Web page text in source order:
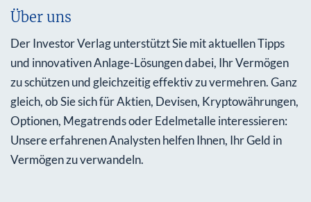
Über uns
Der Investor Verlag unterstützt Sie mit aktuellen Tipps
und innovativen Anlage-Lösungen dabei, Ihr Vermögen
zu schützen und gleichzeitig effektiv zu vermehren. Ganz
gleich, ob Sie sich für Aktien, Devisen, Kryptowährungen,
Optionen, Megatrends oder Edelmetalle interessieren:
Unsere erfahrenen Analysten helfen Ihnen, Ihr Geld in
Vermögen zu verwandeln.